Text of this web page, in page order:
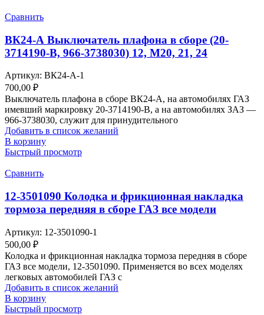
Сравнить
ВК24-А Выключатель плафона в сборе (20-
3714190-В, 966-3738030) 12, М20, 21, 24
Артикул: ВК24-А-1
700,00 ₽
Выключатель плафона в сборе ВК24-А, на автомобилях ГАЗ
имевший маркировку 20-3714190-В, а на автомобилях ЗАЗ —
966-3738030, служит для принудительного
Добавить в список желаний
В корзину
Быстрый просмотр
Сравнить
12-3501090 Колодка и фрикционная накладка
тормоза передняя в сборе ГАЗ все модели
Артикул: 12-3501090-1
500,00 ₽
Колодка и фрикционная накладка тормоза передняя в сборе
ГАЗ все модели, 12-3501090. Применяется во всех моделях
легковых автомобилей ГАЗ с
Добавить в список желаний
В корзину
Быстрый просмотр